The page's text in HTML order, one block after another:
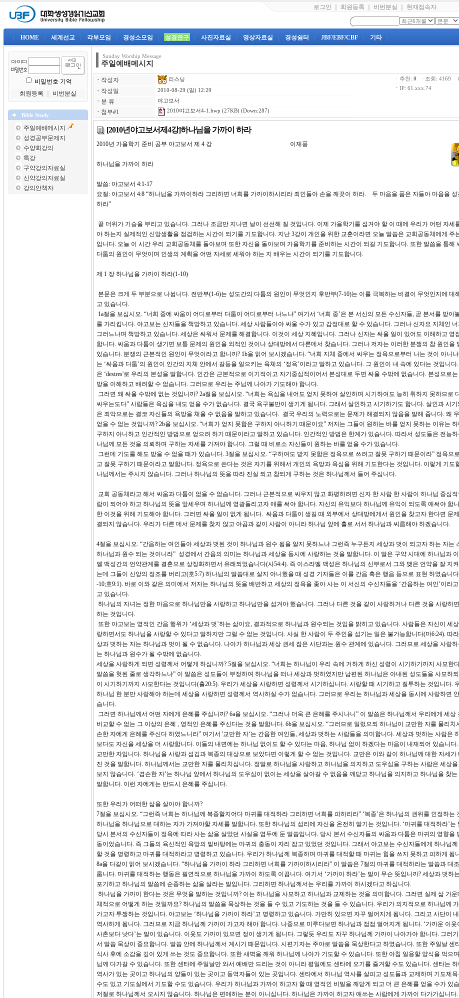
로그인 회원등록 비번분실 현재접속자
HOME 세계선교 각부모임 경성소모임 성경연구 사진자료실 영상자료실 경성쉼터 JBF/EBF/CBF 기타
비밀번호 기억
회원등록
비번분실
Bible Study
주일예배메시지
성경공부문제지
수양회강의
특강
구약강의자료실
신약강의자료실
강의안책자
Sunday Worship Message
주일예배메시지
ㆍ 작성자 리스닝
ㆍ 작성일 2010-08-29 (일) 12:29
ㆍ 분 류 야고보서
ㆍ 첨부#1 2010야고보서4-1.hwp (27KB) (Down:287)
ㆍ추천: 0 ㆍ조회: 4169
ㆍ IP: 61.xxx.74
[2010년야고보서제4강]하나님을 가까이 하라
2010년 가을학기 준비 공부 야고보서 제 4 강 이재풍
하나님을 가까이 하라
말씀: 야고보서 4:1-17
요절: 야고보서 4:8 “하나님을 가까이하라 그리하면 너희를 가까이하시리라 죄인들아 손을 깨끗이 하라. 두 마음을 품은 자들아 마음을 성
하라”
끝 더위가 기승을 부리고 있습니다. 그러나 조금만 지나면 날이 선선해 질 것입니다. 이제 가을학기를 섬겨야 할 이 때에 우리가 어떤 자세
야 하는지 실제적인 신앙생활을 점검하는 시간이 되기를 기도합니다. 지난 3강이 개인을 위한 교훈이라면 오늘 말씀은 교회공동체에게 주
입니다. 오늘 이 시간 우리 교회공동체를 돌아보며 또한 자신을 돌아보며 가을학기를 준비하는 시간이 되길 기도합니다. 또한 말씀을 통해
다툼의 원인이 무엇이며 인생의 계획을 어떤 자세로 세워야 하는 지 배우는 시간이 되기를 기도합니다.
제 1 장 하나님을 가까이 하라(1-10)
본문은 크게 두 부분으로 나뉩니다. 전반부(1-6)는 성도간의 다툼의 원인이 무엇인지 후반부(7-10)는 이를 극복하는 비결이 무엇인지에 대
고 있습니다.
1a절을 보십시오. “너희 중에 싸움이 어디로부터 다툼이 어디로부터 나느냐” 여기서 ‘너희 중’은 본 서신의 모든 수신자들, 곧 본서를 받아
를 가리킵니다. 야고보는 신자들을 책망하고 있습니다. 세상 사람들이야 싸울 수가 있고 감정대로 할 수 있습니다. 그러나 신자요 지체인
그러느냐며 책망하고 있습니다. 세상은 싸워서 문제를 해결합니다. 이것이 세상 지혜입니다. 그러나 신자는 싸울 일이 있어도 이해하고 영
합니다. 싸움과 다툼이 생기면 보통 문제의 원인을 외적인 것이나 상대방에서 다른데서 찾습니다. 그러나 저자는 이러한 분쟁의 참 원인을
있습니다. 분쟁의 근본적인 원인이 무엇이라고 합니까? 1b을 읽어 보시겠습니다. “너희 지체 중에서 싸우는 정욕으로부터 나는 것이 아니
는 ‘싸움과 다툼’의 원인이 인간의 지체 안에서 갈등을 일으키는 육체의 ‘정욕’이라고 말하고 있습니다. 그 원인이 내 속에 있다는 것입니다
은 ‘desires'로 우리의 본성을 말합니다. 인간은 근본적으로 이기적이고 자기중심적이어서 본성대로 두면 싸울 수밖에 없습니다. 본성으로는
방을 이해하고 배려할 수 없습니다. 그러므로 우리는 주님께 나아가 기도해야 합니다.
그러면 왜 싸울 수밖에 없는 것입니까? 2a절을 보십시오. “너희는 욕심을 내어도 얻지 못하여 살인하며 시기하여도 능히 취하지 못하므로
싸우는도다” 사람들은 욕심을 내도 얻을 수가 없습니다. 결국 욕구불만이 생기게 됩니다. 그래서 살인하고 시기하기도 합니다. 살인과 시기
은 죄악으로는 결코 자신들의 욕망을 채울 수 없음을 말하고 있습니다. 결국 우리의 노력으로는 문제가 해결되지 않음을 말해 줍니다. 왜
얻을 수 없는 것입니까? 2b을 보십시오. “너희가 얻지 못함은 구하지 아니하기 때문이요” 저자는 그들이 원하는 바를 얻지 못하는 이유는 하
구하지 아니하고 인간적인 방법으로 얻으려 하기 때문이라고 말하고 있습니다. 인간적인 방법은 한계가 있습니다. 따라서 성도들은 전능
나님께 모든 것을 의뢰하며 구하는 자세를 가져야 합니다. 그럴 때 비로소 자신들이 원하는 바를 얻을 수가 있습니다.
그런데 기도를 해도 받을 수 없을 때가 있습니다. 3절을 보십시오. “구하여도 받지 못함은 정욕으로 쓰려고 잘못 구하기 때문이라” 정욕으
고 잘못 구하기 때문이라고 말합니다. 정욕으로 쓴다는 것은 자기를 위해서 개인의 욕망과 욕심을 위해 기도한다는 것입니다. 이렇게 기도
나님께서는 주시지 않습니다. 그러나 하나님의 뜻을 따라 진실 되고 참되게 구하는 것은 하나님께서 들어 주십니다.
교회 공동체라고 해서 싸움과 다툼이 없을 수 없습니다. 그러나 근본적으로 싸우지 않고 화평하려면 신자 한 사람 한 사람이 하나님 중심
람이 되어야 하고 하나님의 뜻을 앞세우며 하나님께 영광돌리고자 애를 써야 합니다. 자신의 유익보다 하나님께 유익이 되도록 애써야 합
한 이것을 위해 기도해야 합니다. 그러면 싸울 일이 없게 됩니다. 싸움과 다툼이 생길 때 외부에서 상대방에게서 원인을 찾고자 한다면 문
결되지 않습니다. 우리가 다른 데서 문제를 찾지 않고 야곱과 같이 사람이 아니라 하나님 앞에 홀로 서서 하나님과 씨름해야 하겠습니다.
4절을 보십시오. “간음하는 여인들아 세상과 벗된 것이 하나님과 원수 됨을 알지 못하느냐 그런즉 누구든지 세상과 벗이 되고자 하는 자는
하나님과 원수 되는 것이니라” 성경에서 간음의 의미는 하나님과 세상을 동시에 사랑하는 것을 말합니다. 이 말은 구약 시대에 하나님과
엘 백성간의 언약관계를 결혼으로 상징화하면서 유래되었습니다(사54:4). 즉 이스라엘 백성은 하나님의 신부로서 그와 맺은 언약을 잘 지
는데 그들이 신앙의 정조를 버리고(호5:7) 하나님의 말씀대로 살지 아니했을 때 성경 기자들은 이를 간음 혹은 행음 등으로 표현 하였습니
-10;호9:1). 바로 이와 같은 의미에서 저자는 하나님의 뜻을 배반하고 세상의 정욕을 좇아 사는 이 서신의 수신자들을 ‘간음하는 여인’이라
고 있습니다.
하나님의 자녀는 정한 마음으로 하나님만을 사랑하고 하나님만을 섬겨야 했습니다. 그러나 다른 것을 같이 사랑하거나 다른 것을 사랑하
하는 것입니다.
또한 야고보는 영적인 간음 행위가 ‘세상과 벗’하는 삶이요, 결과적으로 하나님과 원수되는 것임을 밝히고 있습니다. 사람들은 자신이 세
랑하면서도 하나님을 사랑할 수 있다고 말하지만 그럴 수 없는 것입니다. 사실 한 사람이 두 주인을 섬기는 일은 불가능합니다(마6:24). 따라
상과 벗하는 자는 하나님과 벗이 될 수 없습니다. 나아가 하나님과 세상 권세 잡은 사단과는 원수 관계에 있습니다. 그러므로 세상을 사랑
는 하나님과 원수가 될 수밖에 없습니다.
세상을 사랑하게 되면 성령께서 어떻게 하십니까? 5절을 보십시오. “너희는 하나님이 우리 속에 거하게 하신 성령이 시기하기까지 사모한
말씀을 헛된 줄로 생각하느냐” 이 말씀은 성도들이 부정하여 하나님을 떠나 세상과 벗하였지만 남편된 하나님은 아내된 성도들을 사모하
이 시기하기까지 사모한다는 것입니다(출20:5). 우리가 세상을 사랑하면 성령께서 시기하십니다. 사랑할 때 시기하고 질투하는 것입니다.
하나님 한 분만 사랑해야 하는데 세상을 사랑하면 성령께서 역사하실 수가 없습니다. 그러므로 우리는 하나님과 세상을 동시에 사랑하면
습니다.
그러면 하나님께서 어떤 자에게 은혜를 주십니까? 6a을 보십시오. “그러나 더욱 큰 은혜를 주시나니” 이 말씀은 하나님께서 우리에게 세상
비교할 수 없는 그 이상의 은혜 , 영적인 은혜를 주신다는 것을 말합니다. 6b을 보십시오. “그러므로 일렀으되 하나님이 교만한 자를 물리치
손한 자에게 은혜를 주신다 하였느니라” 여기서 '교만한 자‘는 간음한 여인들, 세상과 벗하는 사람들을 의미합니다. 세상과 벗하는 사람은
보다도 자신을 세상을 더 사랑합니다. 이들의 내면에는 하나님 없이도 할 수 있다는 마음, 하나님 없이 하겠다는 마음이 내재되어 있습니다.
교만한 자입니다. 하나님을 사랑과 섬김과 복종의 대상으로 보았다면 이렇게 할 수 없는 것입니다. 교만은 이와 같이 하나님께 대한 자세가
진 것을 말합니다. 하나님께서는 교만한 자를 물리치십니다. 정말로 하나님을 사랑하고 하나님을 의지하고 도우심을 구하는 사람은 세상
보지 않습니다. ‘겸손한 자’는 하나님 앞에서 하나님의 도우심이 없이는 세상을 살아갈 수 없음을 깨닫고 하나님을 의지하고 하나님을 찾는
말합니다. 이런 자에게는 반드시 은혜를 주십니다.
또한 우리가 어떠한 삶을 살아야 합니까?
7절을 보십시오. “그런즉 너희는 하나님께 복종할지어다 마귀를 대적하라 그리하면 너희를 피하리라” ‘복종’은 하나님의 권위를 인정하는
하나님을 하나님으로 대하는 자가 가져야할 자세를 말합니다. 또한 하나님의 섭리에 자신을 온전히 맡기는 것입니다. ‘마귀를 대적하라’는
당시 본서의 수신자들이 정욕에 따라 사는 삶을 살았던 사실을 염두에 둔 말씀입니다. 당시 본서 수신자들의 싸움과 다툼은 마귀의 영향을
동이었습니다. 즉 그들의 육신적인 욕망의 밑바탕에는 마귀의 충동이 자리 잡고 있었던 것입니다. 그래서 야고보는 수신자들에게 하나님께
할 것을 명령하고 마귀를 대적하라고 명령하고 있습니다. 우리가 하나님께 복종하며 마귀를 대적할 때 마귀는 힘을 쓰지 못하고 피하게 됩
8a을 다같이 읽어 보시겠습니다. “하나님을 가까이 하라 그리하면 너희를 가까이하시리라” 이 말씀은 7절의 마귀를 대적하라는 말씀과 대조
룹니다. 마귀를 대적하는 행동은 필연적으로 하나님을 가까이 하도록 이끕니다. 여기서 ‘가까이 하라’는 말이 무슨 뜻입니까? 세상과 벗하
포기하고 하나님의 말씀에 순종하는 삶을 살라는 말입니다. 그리하면 하나님께서는 우리를 가까이 하시겠다고 하십니다.
하나님을 가까이 한다는 것은 무엇을 말하는 것입니까? 이는 하나님을 사모하고 하나님과 교제하는 것을 의미합니다. 그러면 실제 삶 가운
체적으로 어떻게 하는 것일까요? 하나님의 말씀을 묵상하는 것을 들 수 있고 기도하는 것을 들 수 있습니다. 우리가 의지적으로 하나님께 가
가고자 투쟁하는 것입니다. 야고보는 ‘하나님을 가까이 하라’고 명령하고 있습니다. 가만히 있으면 자꾸 멀어지게 됩니다. 그리고 사단이 내
역사하게 됩니다. 그러므로 지금 하나님께 가까이 가고자 해야 합니다. 나중으로 미루다보면 하나님과 점점 멀어지게 됩니다. ‘가까운 이웃
사촌보다 낫다’는 말이 있습니다. 이웃도 가까이 있으면 정이 생기게 됩니다. 그렇듯 우리도 자꾸 하나님께 가까이 나아가야 합니다. 그러기
서 말씀 묵상이 중요합니다. 말씀 안에 하나님께서 계시기 때문입니다. 시편기자는 주야로 말씀을 묵상한다고 하였습니다. 또한 주일날 센
식사 후에 소감을 깊이 있게 쓰는 것도 중요합니다. 또한 새벽을 깨워 하나님께 나아가 기도할 수 있습니다. 또한 아침 일용할 양식을 먹으
님께 다가갈 수 있습니다. 또한 센타에 주일날만 와서 예배만 드리는 것이 아니라 평일에도 센타에 오기를 즐겨할 수도 있습니다. 센타는 하
역사가 있는 곳이고 하나님의 양들이 있는 곳이고 동역자들이 있는 곳입니다. 센타에서 하나님 역사를 살피고 성도들과 교제하며 기도제
수도 있고 기도실에서 기도할 수도 있습니다. 우리가 하나님과 가까이 하고자 할 때 영적인 비밀을 깨닫게 되고 더 큰 은혜를 얻을 수가 있
저절로 하나님께서 오시지 않습니다. 하나님은 편애하는 분이 아니십니다. 하나님은 가까이 하고자 애쓰는 사람에게 가까이 다가가십니다.